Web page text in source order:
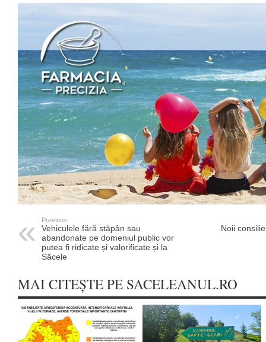
Previous:
Vehiculele fără stăpân sau
abandonate pe domeniul public vor
putea fi ridicate și valorificate și la
Săcele
Noii
MAI CITEȘTE PE SACELEANUL.RO